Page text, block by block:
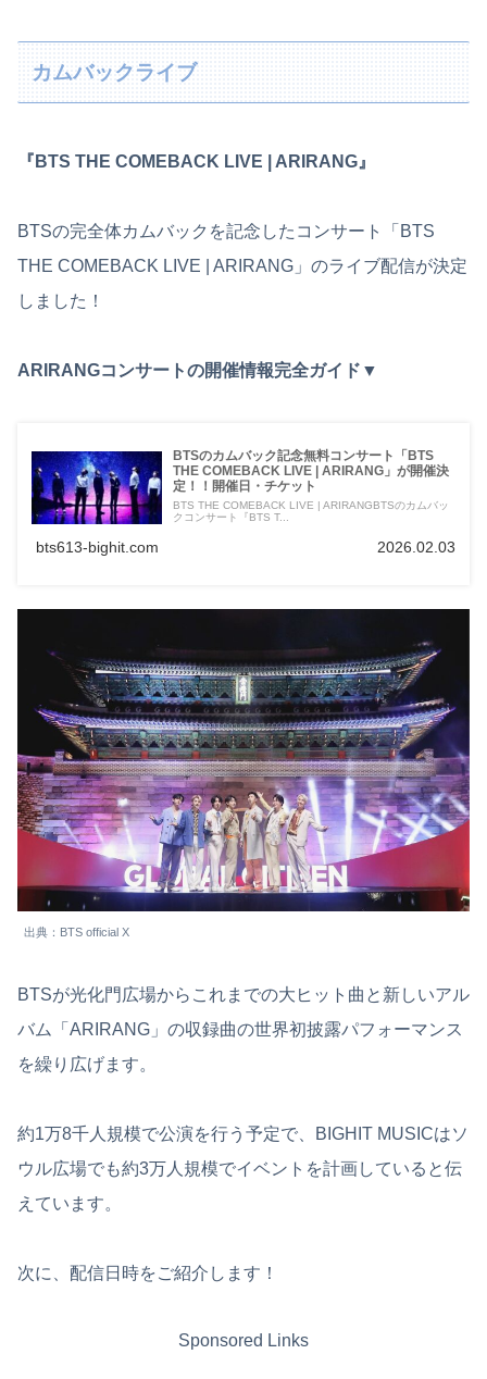
カムバックライブ
『BTS THE COMEBACK LIVE | ARIRANG』
BTSの完全体カムバックを記念したコンサート「BTS
THE COMEBACK LIVE | ARIRANG」のライブ配信が決定
しました！
ARIRANGコンサートの開催情報完全ガイド▼
BTSのカムバック記念無料コンサート「BTS
THE COMEBACK LIVE | ARIRANG」が開催決
定！！開催日・チケット
BTS THE COMEBACK LIVE | ARIRANGBTSのカムバッ
クコンサート『BTS T...
bts613-bighit.com 2026.02.03
出典：BTS official X
BTSが光化門広場からこれまでの大ヒット曲と新しいアル
バム「ARIRANG」の収録曲の世界初披露パフォーマンス
を繰り広げます。
約1万8千人規模で公演を行う予定で、BIGHIT MUSICはソ
ウル広場でも約3万人規模でイベントを計画していると伝
えています。
次に、配信日時をご紹介します！
Sponsored Links